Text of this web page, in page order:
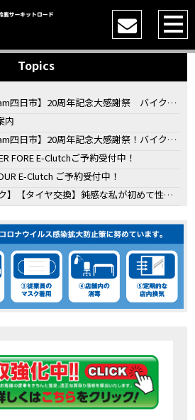
Topics
日市】20周年記念大感謝祭 バイク女子トークショー
内
日市】20周年記念大感謝祭！バイク女子トークショー
FORE E-Clutchご予約受付中！
E-Clutch ご予約受付中！
交換】鈍感な私が初めて性能を実感した【三重県】【Honda DREAM】
クスルシャフトお客様のバイクで体感試走
なんだと思いますか？【ホンダ バイク】【Honda DREAM】【三重県】
耐久ロードレース 第47回大会「TSR応援席プレミアムチケット販売開始！」
イクを長持ちさせる洗車を教えてもらった【プロの裏ワザ】
Africa Twinは女性ライダーでも快適か？四国ツーリング【X-ADVオーナー目線】
ンダドリーム鈴鹿の未公開シーン【モトベはつこ】
？妹とHondaDreamのバイク全部見た結果｜Honda SuperCub
ーションをスキップ 検索 作成 6 アバターの画像 三重県を巡る女性ライダーの4日間！ポケふた全制覇ツーリング Honda CB1000F